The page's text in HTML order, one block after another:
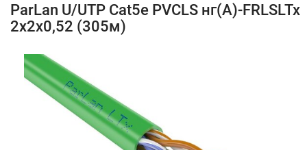
ParLan U/UTP Cat5e PVCLS нг(А)-FRLSLTx
2х2х0,52 (305м)